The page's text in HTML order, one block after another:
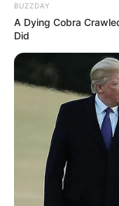
BUZZDAY
A Dying Cobra
Did